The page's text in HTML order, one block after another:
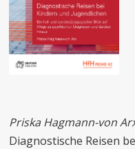
Priska Hagmann-von
Diagnostische Reisen